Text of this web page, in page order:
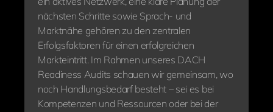
nächsten Schritte sowie Sprach- und
Marktnähe gehören zu den zentralen
Erfolgsfaktoren für einen erfolgreichen
Markteintritt. Im Rahmen unseres DACH
Readiness Audits schauen wir gemeinsam, wo
noch Handlungsbedarf besteht – sei es bei
Kompetenzen und Ressourcen oder bei der